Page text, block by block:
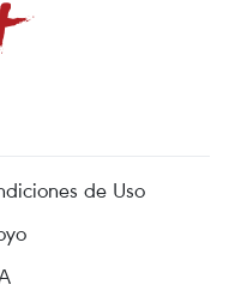
de Uso